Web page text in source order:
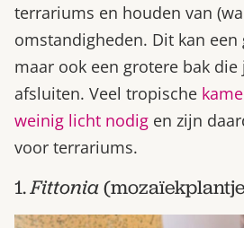
terrariums en houden van
omstandigheden. Dit kan een
maar ook een grotere bak
afsluiten. Veel tropische
weinig licht nodig en zijn
voor terrariums.
1.Fittonia